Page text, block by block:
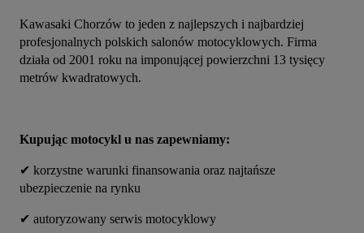
Kawasaki Chorzów to jeden z najlepszych i najbardziej
profesjonalnych polskich salonów motocyklowych. Firma
działa od 2001 roku na imponującej powierzchni 13 tysięcy
metrów kwadratowych.
Kupując motocykl u nas zapewniamy:
✔ korzystne warunki finansowania oraz najtańsze
ubezpieczenie na rynku
✔ autoryzowany serwis motocyklowy